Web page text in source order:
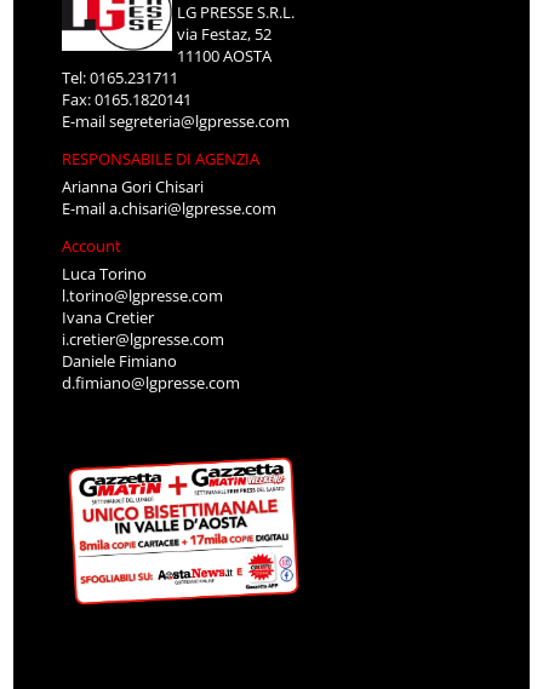
LG PRESSE S.R.L.
via Festaz, 52
11100 AOSTA
Tel: 0165.231711
Fax: 0165.1820141
E-mailsegreteria@lgpresse.com
RESPONSABILE DI AGENZIA
Arianna Gori Chisari
E-maila.chisari@lgpresse.com
Account
Luca Torino
l.torino@lgpresse.com
Ivana Cretier
i.cretier@lgpresse.com
Daniele Fimiano
d.fimiano@lgpresse.com